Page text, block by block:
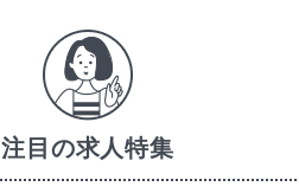
注目の求人特集